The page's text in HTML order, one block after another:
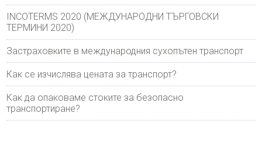
INCOTERMS 2020 (МЕЖДУНАРОДНИ ТЪРГОВСКИ
ТЕРМИНИ 2020)
Застраховките в международния сухопътен транспорт
Как се изчислява цената за транспорт?
Как да опаковаме стоките за безопасно
транспортиране?